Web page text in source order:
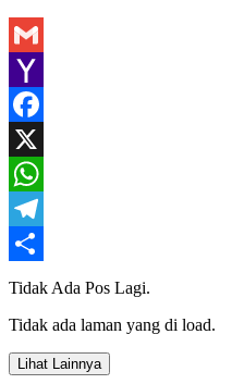
Gmail
Yahoo
Mail
Facebook
X
WhatsApp
Telegram
Share
Tidak Ada Pos Lagi.
Tidak ada laman yang di load.
Lihat Lainnya